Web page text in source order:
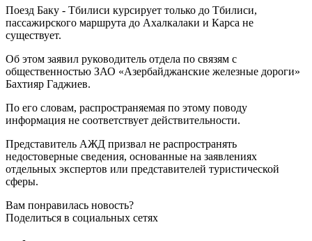
Поезд Баку - Тбилиси курсирует только до Тбилиси,
пассажирского маршрута до Ахалкалаки и Карса не
существует.
Об этом заявил руководитель отдела по связям с
общественностью ЗАО «Азербайджанские железные дороги»
Бахтияр Гаджиев.
По его словам, распространяемая по этому поводу
информация не соответствует действительности.
Представитель АЖД призвал не распространять
недостоверные сведения, основанные на заявлениях
отдельных экспертов или представителей туристической
сферы.
Вам понравилась новость?
Поделиться в социальных сетях